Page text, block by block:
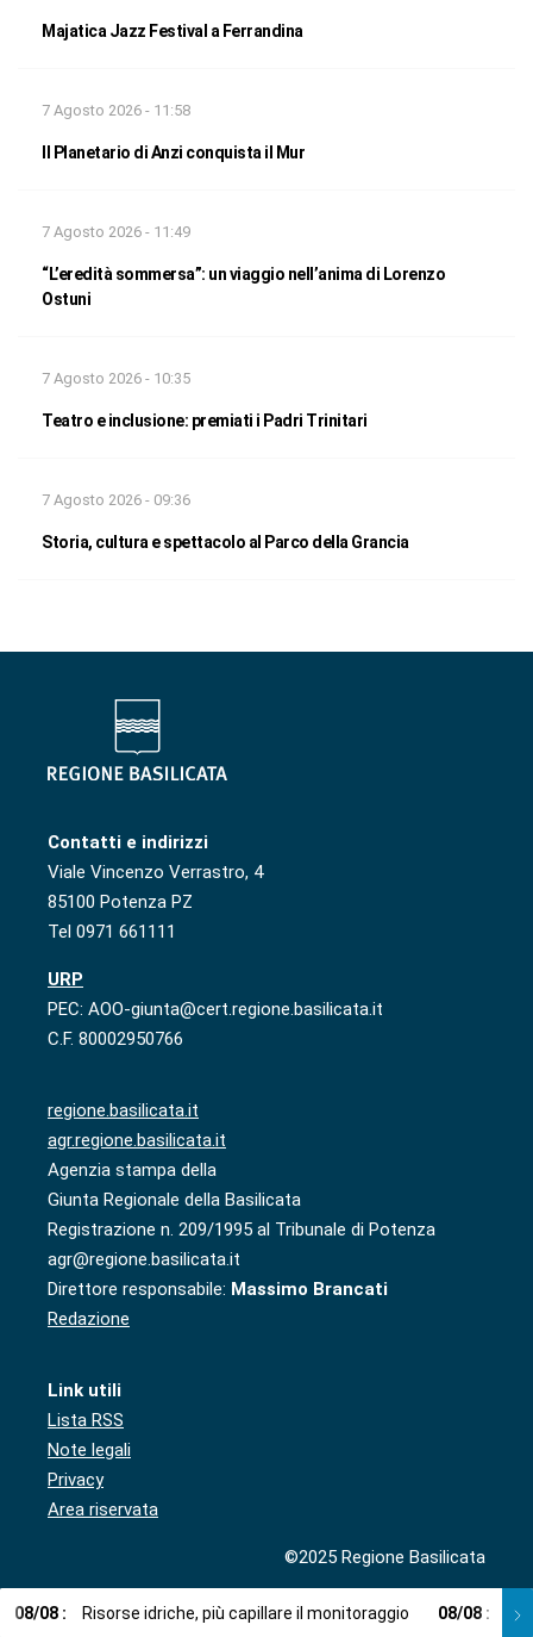
Majatica Jazz Festival a Ferrandina
7 Agosto 2026 - 11:58
Il Planetario di Anzi conquista il Mur
7 Agosto 2026 - 11:49
“L’eredità sommersa”: un viaggio nell’anima di Lorenzo
Ostuni
7 Agosto 2026 - 10:35
Teatro e inclusione: premiati i Padri Trinitari
7 Agosto 2026 - 09:36
Storia, cultura e spettacolo al Parco della Grancia
Contatti e indirizzi
Viale Vincenzo Verrastro, 4
85100 Potenza PZ
Tel 0971 661111
URP
PEC: AOO-giunta@cert.regione.basilicata.it
C.F. 80002950766
regione.basilicata.it
agr.regione.basilicata.it
Agenzia stampa della
Giunta Regionale della Basilicata
Registrazione n. 209/1995 al Tribunale di Potenza
agr@regione.basilicata.it
Direttore responsabile: Massimo Brancati
Redazione
Link utili
Lista RSS
Note legali
Privacy
Area riservata
©2025 Regione Basilicata
08/08 : Risorse idriche, più capillare il monitoraggio 08/08 :